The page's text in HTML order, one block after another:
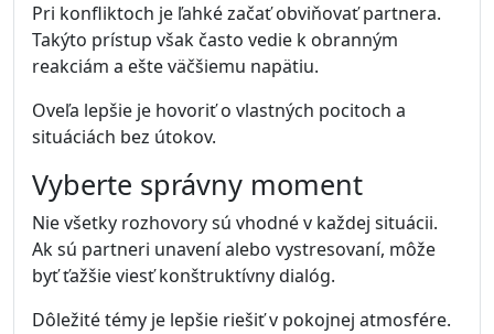
Pri konfliktoch je ľahké začať obviňovať partnera.
Takýto prístup však často vedie k obranným
reakciám a ešte väčšiemu napätiu.
Oveľa lepšie je hovoriť o vlastných pocitoch a
situáciách bez útokov.
Vyberte správny moment
Nie všetky rozhovory sú vhodné v každej situácii.
Ak sú partneri unavení alebo vystresovaní, môže
byť ťažšie viesť konštruktívny dialóg.
Dôležité témy je lepšie riešiť v pokojnej atmosfére.